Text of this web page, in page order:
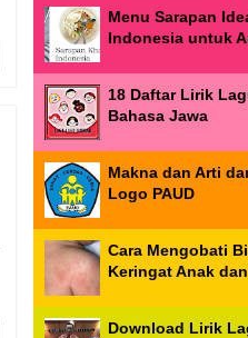
Menu Sarapan
Indonesia untuk
18 Daftar Lirik
Bahasa Jawa
Makna dan Arti
Logo PAUD
Cara Mengobati
Keringat Anak
Download Lirik